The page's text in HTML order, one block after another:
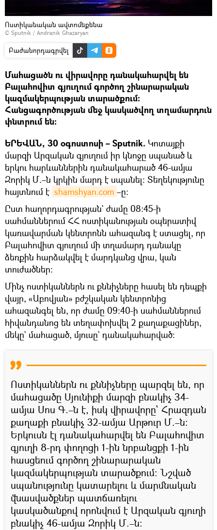
Ոստիկանական ավտոմեքենա
© Sputnik / Andranik Ghazaryan
Բաժանորդագրվել
Մահացածն ու վիրավորը դանակահարվել են
Բալահովիտ գյուղում գործող շինարարական
կազմակերպության տարածքում:
Հանցագործության մեջ կասկածվող տղամարդուն
փնտրում են։
ԵՐԵՎԱՆ, 30 օգոստոսի – Sputnik. Կոտայքի
մարզի Արզական գյուղում իր կնոջը սպանած և
երկու հարևաններին դանակահարած 46-ամյա
Զորիկ Մ.–ն կրկին մարդ է սպանել։ Տեղեկությունը
հայտնում է shamshyan.com –ը։
Ըստ հաղորդագրության` ժամը 08:45-ի
սահմաններում ՀՀ ոստիկանության օպերատիվ
կառավարման կենտրոնն ահազանգ է ստացել, որ
Բալահովիտ գյուղում մի տղամարդ դանակը
ձեռքին հարձակվել է մարդկանց վրա, կան
տուժածներ:
Մինչ ոստիկաններն ու քննիչները հասել են դեպքի
վայր, «Աբովյան» բժշկական կենտրոնից
ահազանգել են, որ ժամը 09:40-ի սահմաններում
հիվանդանոց են տեղափոխվել 2 քաղաքացիներ,
մեկը` մահացած, մյուսը` դանակահարված։
Ոստիկաններն ու քննիչները պարզել են, որ
մահացածը Սյունիքի մարզի բնակիչ 34-
ամյա Սոս Գ.–ն է, իսկ վիրավորը` Հրազդան
քաղաքի բնակիչ 32-ամյա Արթուր Մ.–ն։
Երկուսն էլ դանակահարվել են Բալահովիտ
գյուղի 8-րդ փողոցի 1-ին նրբանցքի 1-ին
հասցեում գործող շինարարական
կազմակերպության տարածքում: Նշված
սպանությունը կատարելու և մարմնական
վնասվածքներ պատճառելու
կասկածանքով որոնվում է Արզական գյուղի
բնակիչ 46-ամյա Զորիկ Մ.–ն։